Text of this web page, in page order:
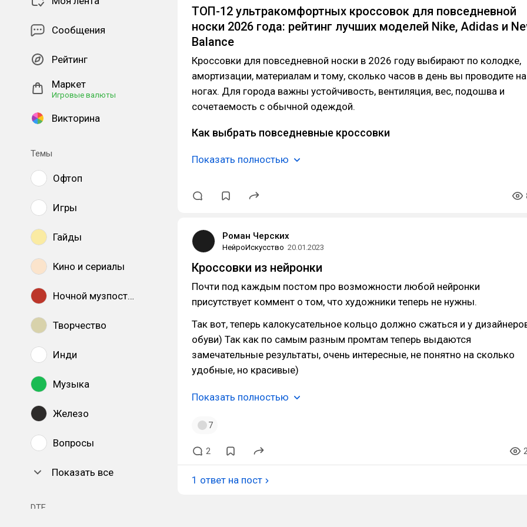
Сообщения
Рейтинг
Маркет
Игровые валюты
Викторина
Темы
Офтоп
Игры
Гайды
Кино и сериалы
Ночной музпостинг
Творчество
Инди
Музыка
Железо
Вопросы
Показать все
DTF
ТОП-12 ультракомфортных кроссовок для повседневной
носки 2026 года: рейтинг лучших моделей Nike, Adidas и
Balance
Кроссовки для повседневной носки в 2026 году выбирают по колодке,
амортизации, материалам и тому, сколько часов в день вы проводите на
ногах. Для города важны устойчивость, вентиляция, вес, подошва и
сочетаемость с обычной одеждой.
Как выбрать повседневные кроссовки
Показать полностью
Роман Черских
НейроИскусство 20.01.2023
Кроссовки из нейронки
Почти под каждым постом про возможности любой нейронки
присутствует коммент о том, что художники теперь не нужны.
Так вот, теперь калокусательное кольцо должно сжаться и у
обуви) Так как по самым разным промтам теперь выдаются
замечательные результаты, очень интересные, не понятно на сколько
удобные, но красивые)
Показать полностью
7
2
1 ответ на пост